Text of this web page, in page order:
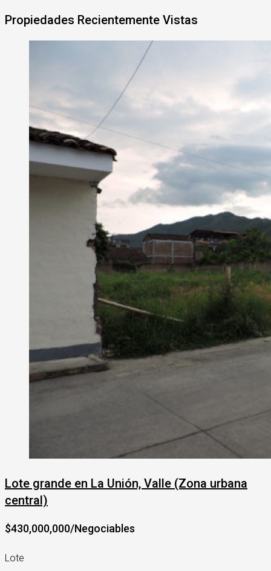
Propiedades Recientemente Vistas
Lote grande en La Unión, Valle (Zona urbana
central)
$430,000,000/Negociables
Lote